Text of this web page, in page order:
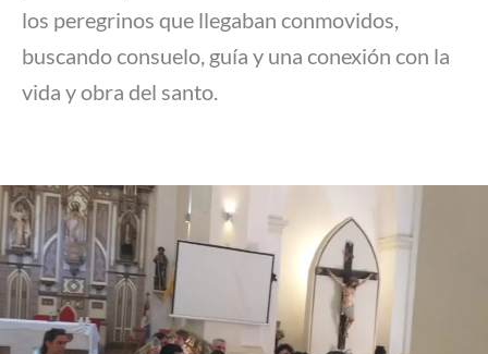
los peregrinos que llegaban conmovidos,
buscando consuelo, guía y una conexión con la
vida y obra del santo.